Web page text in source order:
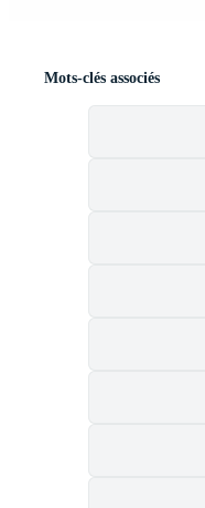
Mots-clés associés